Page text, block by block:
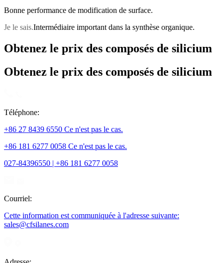
Bonne performance de modification de surface.
Je le sais.Intermédiaire important dans la synthèse organique.
Obtenez le prix des composés de silicium
Obtenez le prix des composés de silicium
Téléphone:
+86 27 8439 6550 Ce n'est pas le cas.
+86 181 6277 0058 Ce n'est pas le cas.
027-84396550 | +86 181 6277 0058
Courriel:
Cette information est communiquée à l'adresse suivante:
sales@cfsilanes.com